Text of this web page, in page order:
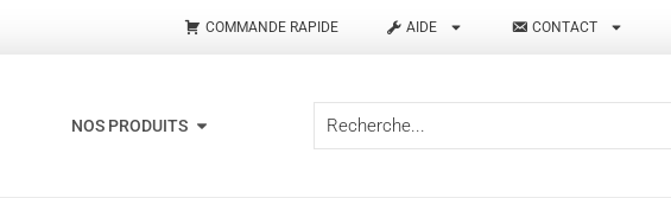
COMMANDE RAPIDE AIDE CONTACT
NOS PRODUITS